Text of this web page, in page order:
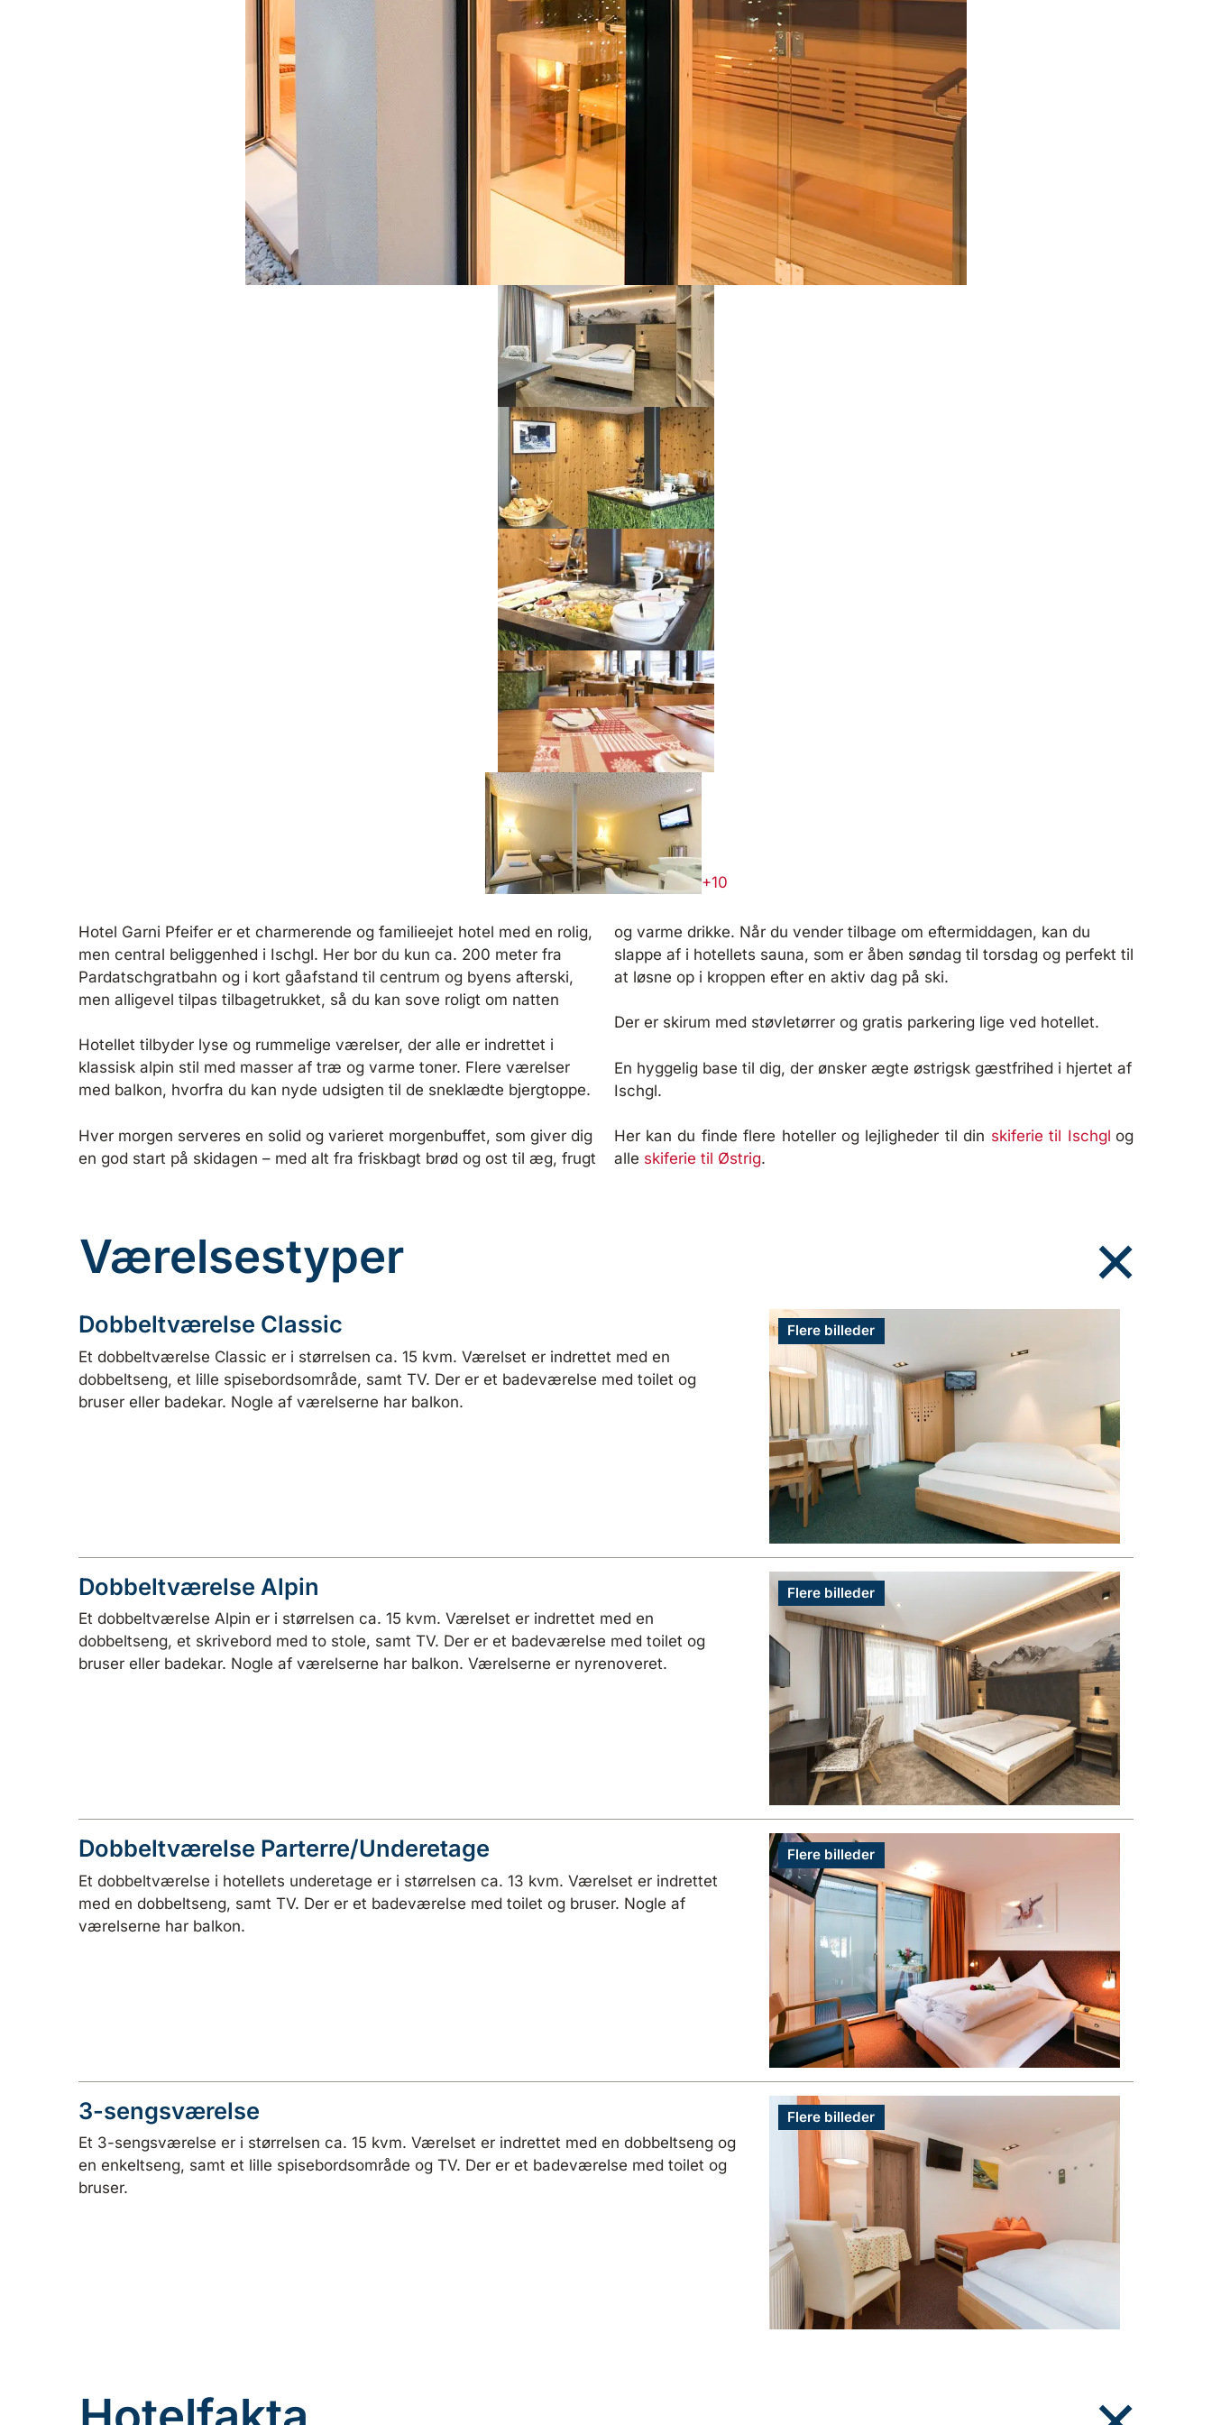
+10
Hotel Garni Pfeifer er et charmerende og familieejet hotel med en rolig,
men central beliggenhed i Ischgl. Her bor du kun ca. 200 meter fra
Pardatschgratbahn og i kort gåafstand til centrum og byens afterski,
men alligevel tilpas tilbagetrukket, så du kan sove roligt om natten
Hotellet tilbyder lyse og rummelige værelser, der alle er indrettet i
klassisk alpin stil med masser af træ og varme toner. Flere værelser
med balkon, hvorfra du kan nyde udsigten til de sneklædte bjergtoppe.
Hver morgen serveres en solid og varieret morgenbuffet, som giver dig
en god start på skidagen – med alt fra friskbagt brød og ost til æg, frugt
og varme drikke. Når du vender tilbage om eftermiddagen, kan du
slappe af i hotellets sauna, som er åben søndag til torsdag og perfekt til
at løsne op i kroppen efter en aktiv dag på ski.
Der er skirum med støvletørrer og gratis parkering lige ved hotellet.
En hyggelig base til dig, der ønsker ægte østrigsk gæstfrihed i hjertet af
Ischgl.
Her kan du finde flere hoteller og lejligheder til din skiferie til Ischgl og
alle skiferie til Østrig.
Værelsestyper
Flere billeder
Dobbeltværelse Classic
Et dobbeltværelse Classic er i størrelsen ca. 15 kvm. Værelset er indrettet med en
dobbeltseng, et lille spisebordsområde, samt TV. Der er et badeværelse med toilet og
bruser eller badekar. Nogle af værelserne har balkon.
Flere billeder
Dobbeltværelse Alpin
Et dobbeltværelse Alpin er i størrelsen ca. 15 kvm. Værelset er indrettet med en
dobbeltseng, et skrivebord med to stole, samt TV. Der er et badeværelse med toilet og
bruser eller badekar. Nogle af værelserne har balkon. Værelserne er nyrenoveret.
Flere billeder
Dobbeltværelse Parterre/Underetage
Et dobbeltværelse i hotellets underetage er i størrelsen ca. 13 kvm. Værelset er indrettet
med en dobbeltseng, samt TV. Der er et badeværelse med toilet og bruser. Nogle af
værelserne har balkon.
Flere billeder
3-sengsværelse
Et 3-sengsværelse er i størrelsen ca. 15 kvm. Værelset er indrettet med en dobbeltseng og
en enkeltseng, samt et lille spisebordsområde og TV. Der er et badeværelse med toilet og
bruser.